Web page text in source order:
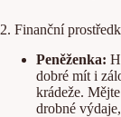
2. Finanční
Peněženka:
dobré mít i
krádeže.
drobné